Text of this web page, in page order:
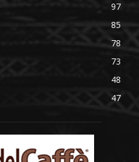
97
85
78
73
48
47